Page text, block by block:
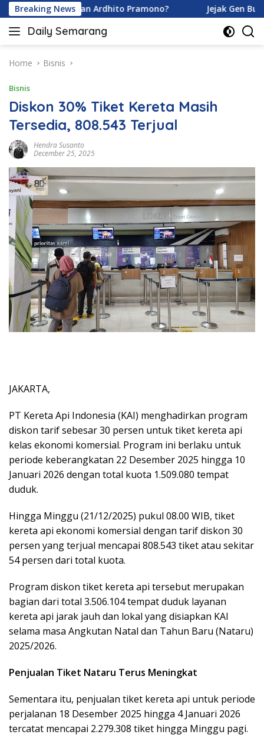
Skip
to
content
Breaking News
Karamoy dan Ardhito Pramono? Jejak Gen Buka
Daily Semarang
"Semarang
Ini:
Terkini
untuk
Anda"
Home Bisnis
Bisnis
Diskon 30% Tiket Kereta Masih
Tersedia, 808.543 Terjual
Hendra Susanto
December 25, 2025
JAKARTA,
PT Kereta Api Indonesia (KAI) menghadirkan program
diskon tarif sebesar 30 persen untuk tiket kereta api
kelas ekonomi komersial. Program ini berlaku untuk
periode keberangkatan 22 Desember 2025 hingga 10
Januari 2026 dengan total kuota 1.509.080 tempat
duduk.
Hingga Minggu (21/12/2025) pukul 08.00 WIB, tiket
kereta api ekonomi komersial dengan tarif diskon 30
persen yang terjual mencapai 808.543 tiket atau sekitar
54 persen dari total kuota.
Program diskon tiket kereta api tersebut merupakan
bagian dari total 3.506.104 tempat duduk layanan
kereta api jarak jauh dan lokal yang disiapkan KAI
selama masa Angkutan Natal dan Tahun Baru (Nataru)
2025/2026.
Penjualan Tiket Nataru Terus Meningkat
Sementara itu, penjualan tiket kereta api untuk periode
perjalanan 18 Desember 2025 hingga 4 Januari 2026
tercatat mencapai 2.279.308 tiket hingga Minggu pagi.